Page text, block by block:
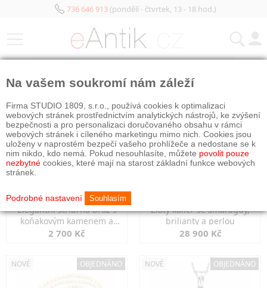
736 646 913(pondělí - čtvrtek, 13 - 18 hod.)
Elegantní stříbrná brož s
koňakovým kamenem a
markazity
2 700 Kč
Zlatý kolier se smaragdy,
brilianty a perlou
28 900 Kč
NOVÉ OBJEDNÁNO NOVÉ OBJEDNÁNO
Na vašem soukromí nám záleží
Firma STUDIO 1809, s.r.o., používá cookies k optimalizaci
webových stránek prostřednictvím analytických nástrojů, ke zvýšení
bezpečnosti a pro personalizaci doručovaného obsahu v rámci
webových stránek i cíleného marketingu mimo nich. Cookies jsou
uloženy v naprostém bezpečí vašeho prohlížeče a nedostane se k
nim nikdo, kdo nemá. Pokud nesouhlasíte, můžete povolit pouze
nezbytné cookies, které mají na starost základní funkce webových
stránek.
Podrobné nastavení Souhlasím